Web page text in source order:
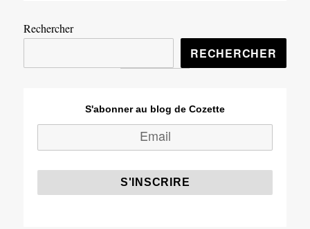
Rechercher
RECHERCHER
S'abonner au blog de Cozette